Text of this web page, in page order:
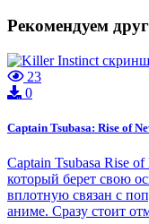
Рекомендуем
23
0
Captain Tsubasa: Rise of
Captain Tsubasa Rise
который берет свою
вплотную связан с
аниме. Сразу стоит